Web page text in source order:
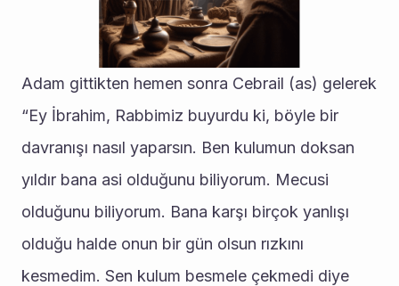
Adam gittikten hemen sonra Cebrail (as) gelerek
“Ey İbrahim, Rabbimiz buyurdu ki, böyle bir
davranışı nasıl yaparsın. Ben kulumun doksan
yıldır bana asi olduğunu biliyorum. Mecusi
olduğunu biliyorum. Bana karşı birçok yanlışı
olduğu halde onun bir gün olsun rızkını
kesmedim. Sen kulum besmele çekmedi diye